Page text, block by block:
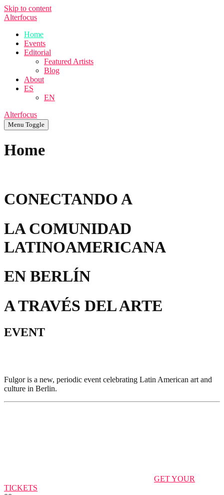
Skip to content
Alterfocus
Home
Events
Editorial
Featured Artists
Blog
About
ES
EN
Alterfocus
Menu Toggle
Home
CONECTANDO A
LA COMUNIDAD
LATINOAMERICANA
EN BERLÍN
A TRAVÉS DEL ARTE
EVENT
Fulgor is a new, periodic event celebrating Latin American art and
culture in Berlin.
GET YOUR
TICKETS